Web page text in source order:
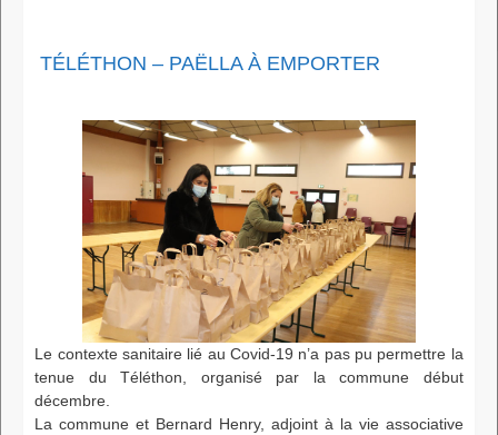
TÉLÉTHON – PAËLLA À EMPORTER
Le contexte sanitaire lié au Covid-19 n’a pas pu permettre la
tenue du Téléthon, organisé par la commune début
décembre.
La commune et Bernard Henry, adjoint à la vie associative